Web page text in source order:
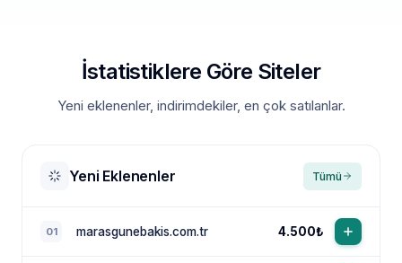
İstatistiklere Göre Siteler
Yeni eklenenler, indirimdekiler, en çok satılanlar.
Yeni Eklenenler Tümü
01 marasgunebakis.com.tr 4.500₺